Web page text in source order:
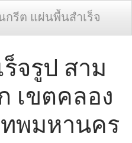
รีต แผ่นพื้นสำเร็จ
จรูป สาม
เขตคลอง
ทพมหานคร